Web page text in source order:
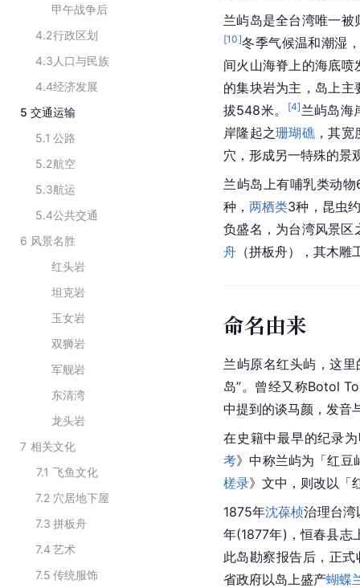
甲午战争后
4.2行政区划
4.3 人口与民族
4.4经济发展
5 交通运输
5.1 公路
5.2航空
5.3航运
5.4公共交通
6 风景名胜
红头岩
坦克岩
玉女岩
双狮岩
军舰岩
东清湾
龙头岩
7 相关文化
7.1 飞鱼文化
7.2 穴居地下屋
7.3 拼板舟
7.4 艺术
7.5 传统服饰
兰屿岛是全台湾唯一
[10]冬季气候温和潮湿
间火山海脊上的海底喷
的集块岩为主，岛上主
拔548米。
[4] 兰屿岛海
岸隆起之珊瑚礁 ，其
穴，形成另一特殊的景
兰屿岛上有哺乳类动物
种，两栖类3种，昆虫
负盛名，为台湾风景区
舟 （拼板舟），其木雕
命名由来
兰屿原名红头屿，这里
岛”。曾经又称Botol
中提到的谈马颜，发音
在史籍中最早的纪录
考》中称兰屿为「红豆
槎录》文中，则改以「
1875年沈葆桢治理台湾
年(1877年)，恒春县志
此岛勘察报告后，正式
省政府以岛上盛产蝴蝶